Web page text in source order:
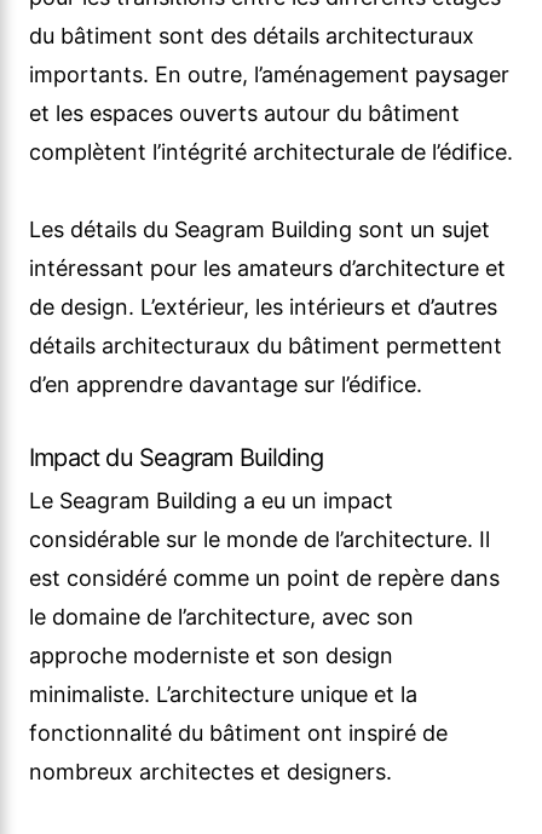
du bâtiment sont des détails architecturaux
importants. En outre, l’aménagement paysager
et les espaces ouverts autour du bâtiment
complètent l’intégrité architecturale de l’édifice.
Les détails du Seagram Building sont un sujet
intéressant pour les amateurs d’architecture et
de design. L’extérieur, les intérieurs et d’autres
détails architecturaux du bâtiment permettent
d’en apprendre davantage sur l’édifice.
Impact du Seagram Building
Le Seagram Building a eu un impact
considérable sur le monde de l’architecture. Il
est considéré comme un point de repère dans
le domaine de l’architecture, avec son
approche moderniste et son design
minimaliste. L’architecture unique et la
fonctionnalité du bâtiment ont inspiré de
nombreux architectes et designers.